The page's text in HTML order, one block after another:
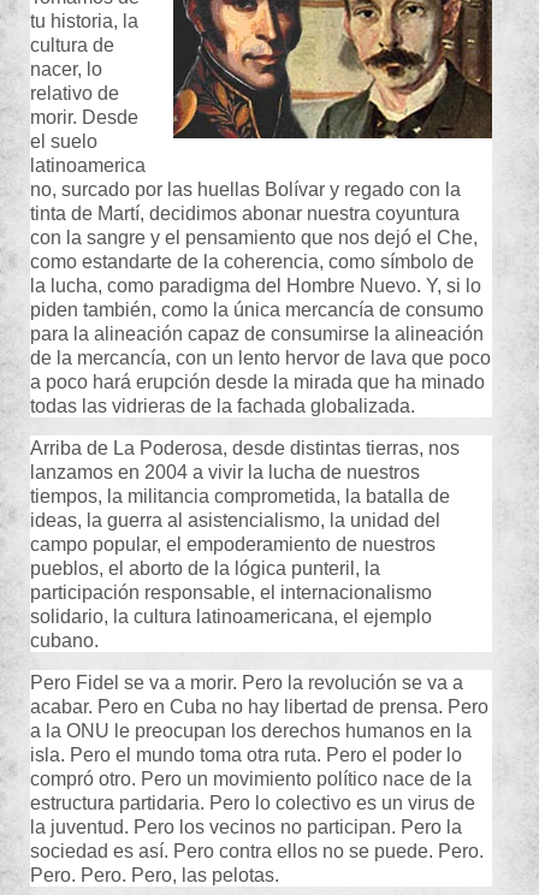
tu historia, la
cultura de
nacer, lo
relativo de
morir. Desde
el suelo
latinoamerica
no, surcado por las huellas Bolívar y regado con la
tinta de Martí, decidimos abonar nuestra coyuntura
con la sangre y el pensamiento que nos dejó el Che,
como estandarte de la coherencia, como símbolo de
la lucha, como paradigma del Hombre Nuevo. Y, si lo
piden también, como la única mercancía de consumo
para la alineación capaz de consumirse la alineación
de la mercancía, con un lento hervor de lava que poco
a poco hará erupción desde la mirada que ha minado
todas las vidrieras de la fachada globalizada.
Arriba de La Poderosa, desde distintas tierras, nos
lanzamos en 2004 a vivir la lucha de nuestros
tiempos, la militancia comprometida, la batalla de
ideas, la guerra al asistencialismo, la unidad del
campo popular, el empoderamiento de nuestros
pueblos, el aborto de la lógica punteril, la
participación responsable, el internacionalismo
solidario, la cultura latinoamericana, el ejemplo
cubano.
Pero Fidel se va a morir. Pero la revolución se va a
acabar. Pero en Cuba no hay libertad de prensa. Pero
a la ONU le preocupan los derechos humanos en la
isla. Pero el mundo toma otra ruta. Pero el poder lo
compró otro. Pero un movimiento político nace de la
estructura partidaria. Pero lo colectivo es un virus de
la juventud. Pero los vecinos no participan. Pero la
sociedad es así. Pero contra ellos no se puede. Pero.
Pero. Pero. Pero, las pelotas.